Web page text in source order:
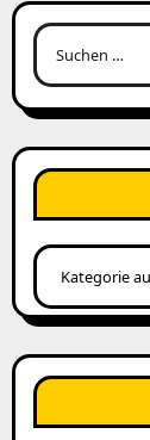
Suchen
nach:
Themen